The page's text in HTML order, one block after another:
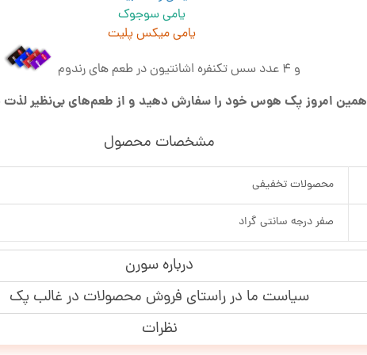
یامی سوجوک
یامی میکس پلیت
و 4 عدد سس تکنفره اشانتیون در طعم های رندوم
همین امروز پک هوس خود را سفارش دهید و از طعم‌های بی‌نظیر لذت
مشخصات محصول
محصولات تخفیفی
صفر درجه سانتی گراد
درباره سورن
سیاست ما در راستای فروش محصولات در غالب پک
نظرات